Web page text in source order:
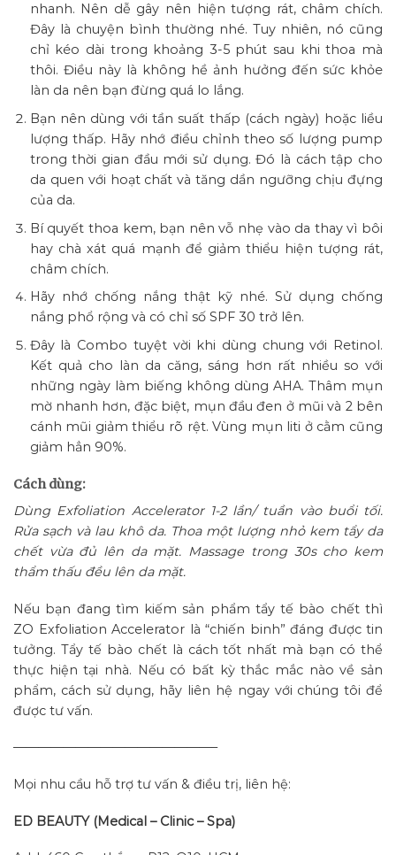
nhanh. Nên dễ gây nên hiện tượng rát, châm chích.
Đây là chuyện bình thường nhé. Tuy nhiên, nó cũng
chỉ kéo dài trong khoảng 3-5 phút sau khi thoa mà
thôi. Điều này là không hề ảnh hưởng đến sức khỏe
làn da nên bạn đừng quá lo lắng.
Bạn nên dùng với tần suất thấp (cách ngày) hoặc liều
lượng thấp. Hãy nhớ điều chỉnh theo số lượng pump
trong thời gian đầu mới sử dụng. Đó là cách tập cho
da quen với hoạt chất và tăng dần ngưỡng chịu đựng
của da.
Bí quyết thoa kem, bạn nên vỗ nhẹ vào da thay vì bôi
hay chà xát quá mạnh để giảm thiểu hiện tượng rát,
châm chích.
Hãy nhớ chống nắng thật kỹ nhé. Sử dụng chống
nắng phổ rộng và có chỉ số SPF 30 trở lên.
Đây là Combo tuyệt vời khi dùng chung với Retinol.
Kết quả cho làn da căng, sáng hơn rất nhiều so với
những ngày làm biếng không dùng AHA. Thâm mụn
mờ nhanh hơn, đặc biệt, mụn đầu đen ở mũi và 2 bên
cánh mũi giảm thiểu rõ rệt. Vùng mụn liti ở cằm cũng
giảm hẳn 90%.
Cách dùng:
Dùng Exfoliation Accelerator 1-2 lần/ tuần vào buổi tối.
Rửa sạch và lau khô da. Thoa một lượng nhỏ kem tẩy da
chết vừa đủ lên da mặt. Massage trong 30s cho kem
thẩm thấu đều lên da mặt.
Nếu bạn đang tìm kiếm sản phẩm tẩy tế bào chết thì
ZO Exfoliation Accelerator là “chiến binh” đáng được tin
tưởng. Tẩy tế bào chết là cách tốt nhất mà bạn có thể
thực hiện tại nhà. Nếu có bất kỳ thắc mắc nào về sản
phẩm, cách sử dụng, hãy liên hệ ngay với chúng tôi để
được tư vấn.
————————————————–
Mọi nhu cầu hỗ trợ tư vấn & điều trị, liên hệ:
ED BEAUTY (Medical – Clinic – Spa)